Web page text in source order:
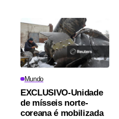
Mundo
EXCLUSIVO-Unidade
de mísseis norte-
coreana é mobilizada